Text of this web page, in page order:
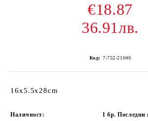
€18.87
36.91лв.
Код: 7-752-21040
16x5.5x28cm
Наличност:
1 бр.